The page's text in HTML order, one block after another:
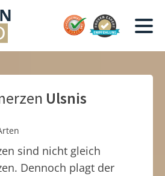
Ulsnis
sind nicht gleich
Dennoch plagt der